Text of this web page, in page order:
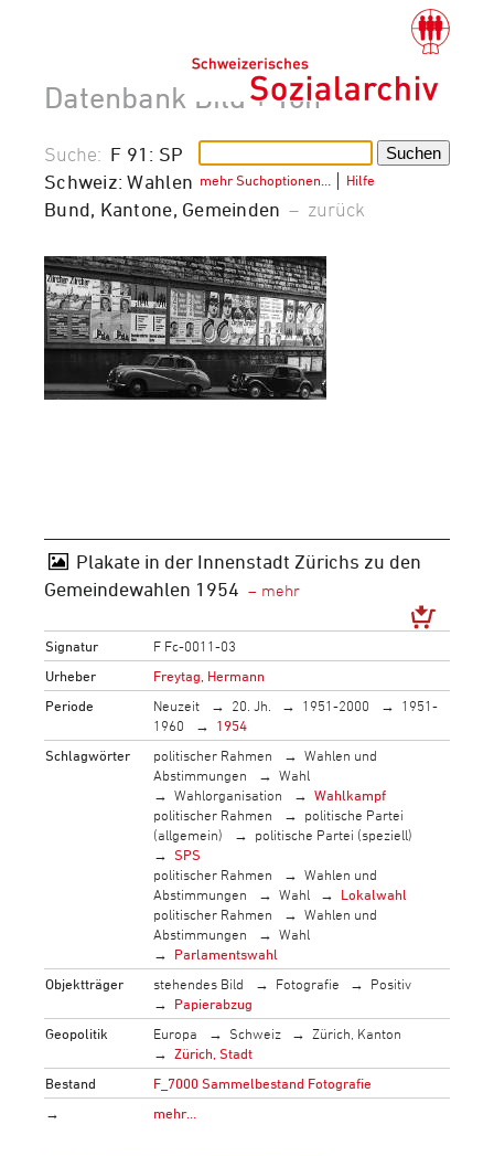
Datenbank Bild + Ton
mehr Suchoptionen… Hilfe
Suche: F 91: SP
Schweiz: Wahlen
Bund, Kantone, Gemeinden – zurück
Plakate in der Innenstadt Zürichs zu den
Gemeindewahlen 1954
Signatur
F Fc-0011-03
Urheber
Freytag, Hermann
Periode
Neuzeit 20. Jh. 1951-2000
1951-
1960
1954
Schlagwörter
politischer Rahmen
Wahlen und
Abstimmungen
Wahl
Wahlorganisation
Wahlkampf
politischer Rahmen
politische Partei
(allgemein)
politische Partei (speziell)
SPS
politischer Rahmen
Wahlen und
Abstimmungen
Wahl
Lokalwahl
politischer Rahmen
Wahlen und
Abstimmungen
Wahl
Parlamentswahl
Objektträger
stehendes Bild Fotografie
Positiv
Papierabzug
Geopolitik
Europa Schweiz
Zürich, Kanton
Zürich, Stadt
Bestand
F_7000 Sammelbestand Fotografie
→
mehr…